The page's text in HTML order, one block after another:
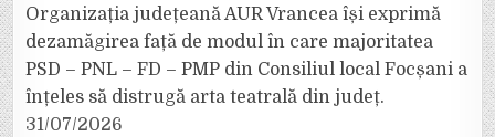
Organizația județeană AUR Vrancea își exprimă
dezamăgirea față de modul în care majoritatea
PSD – PNL – FD – PMP din Consiliul local Focșani a
înțeles să distrugă arta teatrală din județ.
31/07/2026